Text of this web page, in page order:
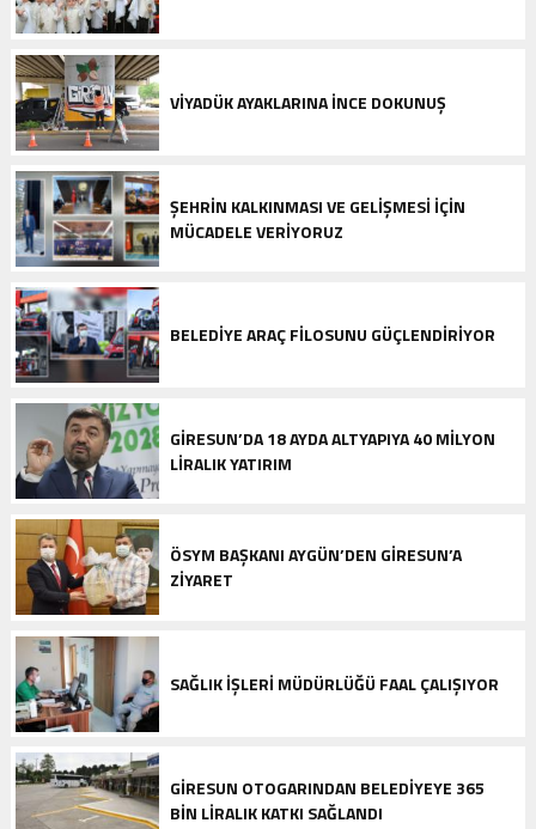
VIYADÜK AYAKLARINA INCE DOKUNUŞ
ŞEHRIN KALKINMASI VE GELIŞMESI IÇIN
MÜCADELE VERIYORUZ
BELEDIYE ARAÇ FILOSUNU GÜÇLENDIRIYOR
GIRESUN’DA 18 AYDA ALTYAPIYA 40 MILYON
LIRALIK YATIRIM
ÖSYM BAŞKANI AYGÜN’DEN GIRESUN’A
ZIYARET
SAĞLIK İŞLERI MÜDÜRLÜĞÜ FAAL ÇALIŞIYOR
GIRESUN OTOGARINDAN BELEDIYEYE 365
BIN LIRALIK KATKI SAĞLANDI